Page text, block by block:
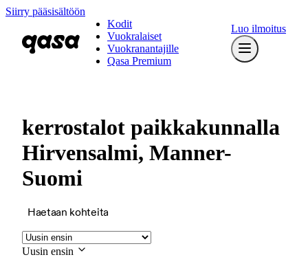
Siirry pääsisältöön
Kodit
Vuokralaiset
Vuokranantajille
Qasa Premium
Luo ilmoitus
kerrostalot paikkakunnalla
Hirvensalmi, Manner-
Suomi
Haetaan kohteita
Uusin ensin